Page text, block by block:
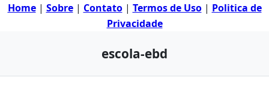
Home| Sobre| Contato| Termos de Uso| Politica de
Privacidade
escola-ebd